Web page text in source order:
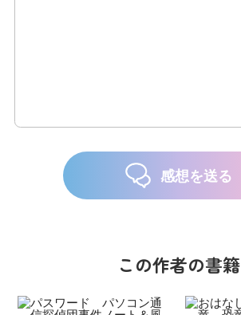
感想を送る
この作者の書籍